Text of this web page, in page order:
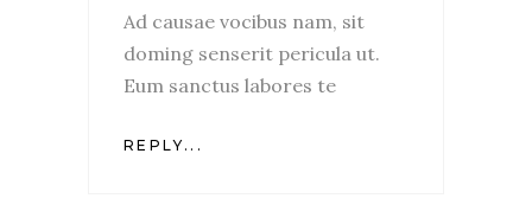
Ad causae vocibus nam, sit
doming senserit pericula ut.
Eum sanctus labores te
REPLY...